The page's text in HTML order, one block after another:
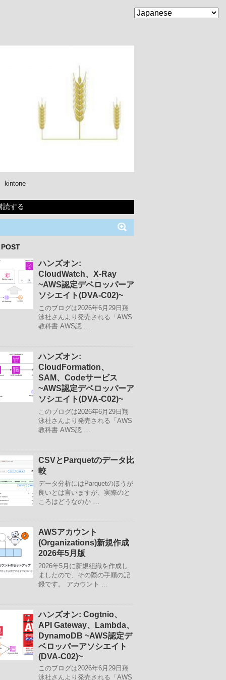
kintone
読する
ハンズオン:
CloudWatch、X-Ray
~AWS認定デベロッパーア
ソシエイト(DVA-C02)~
このブログは2026年6月29日翔
泳社さんより発売される「AWS
教科書 AWS認 …
ハンズオン:
CloudFormation、
SAM、Codeサービス
~AWS認定デベロッパーア
ソシエイト(DVA-C02)~
このブログは2026年6月29日翔
泳社さんより発売される「AWS
教科書 AWS認 …
CSVとParquetのデータ比
較
データ分析にはParquetのほうが
良いとは言いますが、実際のと
ころはどうなのか …
AWSアカウント
(Organizations)新規作成
2026年5月版
2026年5月に新規組織を作成し
ましたので、その際の手順の記
録です。 アカウント …
ハンズオン: Cogtnio、
API Gateway、Lambda、
DynamoDB ~AWS認定デ
ベロッパーアソシエイト
(DVA-C02)~
このブログは2026年6月29日翔
泳社さんより発売される「AWS